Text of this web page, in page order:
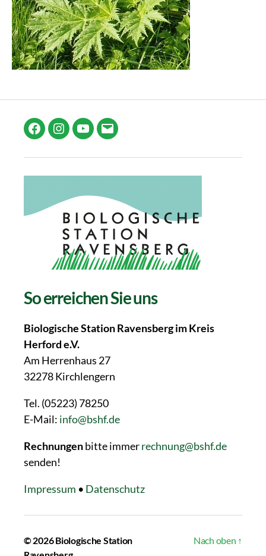
FacebookInstagram
YouTube
E-
So erreichen Sie uns
Biologische Station Ravensberg im Kreis
Herford e.V.
Am Herrenhaus 27
32278 Kirchlengern
Tel. (05223) 78250
E-Mail: info@bshf.de
Rechnungenbitte immerrechnung@bshf.de
senden!
Impressum • Datenschutz
© 2026Biologische Station
Nach oben ↑